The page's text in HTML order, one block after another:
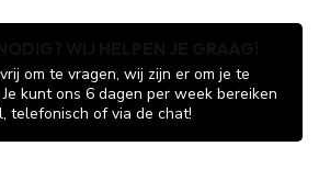
om te vragen, wij zijn er om je te
kunt ons 6 dagen per week bereiken
telefonisch of via de chat!